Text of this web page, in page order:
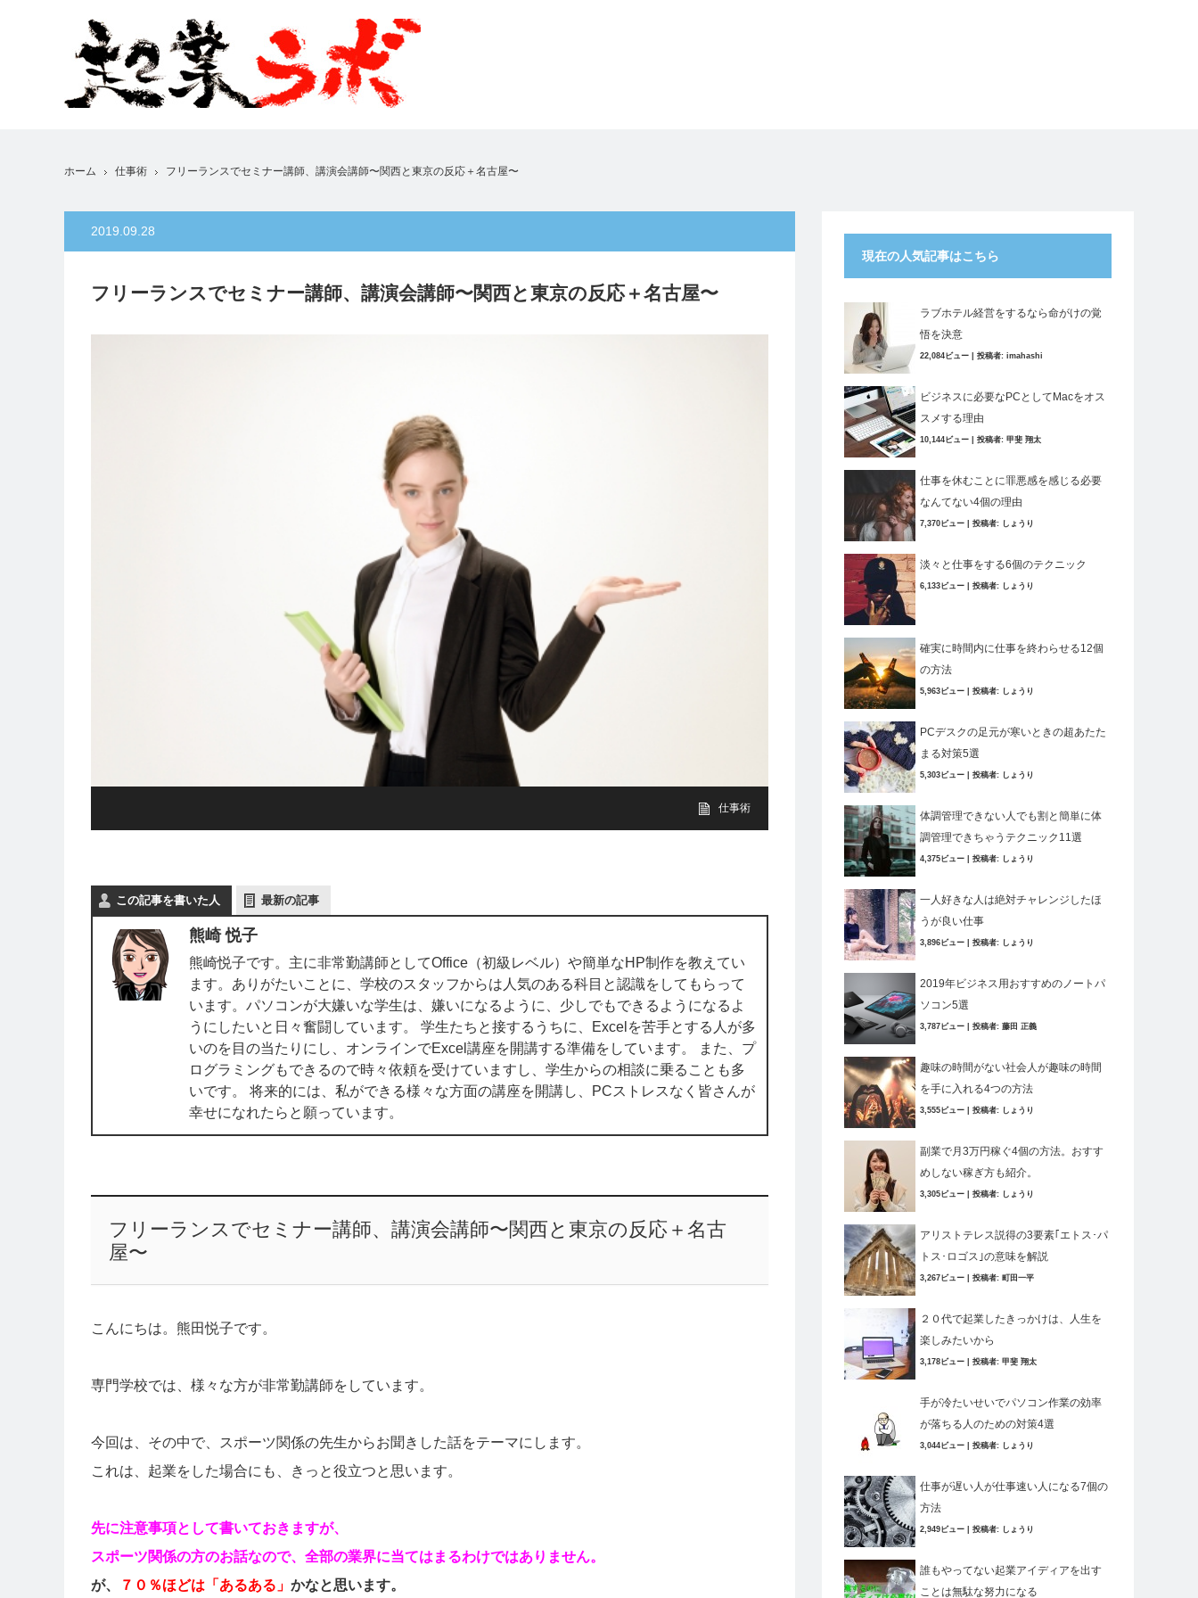
ホーム 仕事術 フリーランスでセミナー講師、講演会講師〜関西と東京の反応＋名古屋〜
2019.09.28
フリーランスでセミナー講師、講演会講師〜関西と東京の反応＋名古屋〜
仕事術
この記事を書いた人 最新の記事
熊崎 悦子
熊崎悦子です。主に非常勤講師としてOffice（初級レベル）や簡単なHP制作を教えてい
ます。ありがたいことに、学校のスタッフからは人気のある科目と認識をしてもらって
います。パソコンが大嫌いな学生は、嫌いになるように、少しでもできるようになるよ
うにしたいと日々奮闘しています。 学生たちと接するうちに、Excelを苦手とする人が多
いのを目の当たりにし、オンラインでExcel講座を開講する準備をしています。 また、プ
ログラミングもできるので時々依頼を受けていますし、学生からの相談に乗ることも多
いです。 将来的には、私ができる様々な方面の講座を開講し、PCストレスなく皆さんが
幸せになれたらと願っています。
フリーランスでセミナー講師、講演会講師〜関西と東京の反応＋名古
屋〜
こんにちは。熊田悦子です。
専門学校では、様々な方が非常勤講師をしています。
今回は、その中で、スポーツ関係の先生からお聞きした話をテーマにします。
これは、起業をした場合にも、きっと役立つと思います。
先に注意事項として書いておきますが、
スポーツ関係の方のお話なので、全部の業界に当てはまるわけではありません。
が、
７０％ほどは「あるある」 かなと思います。
現在の人気記事はこちら
ラブホテル経営をするなら命がけの覚
悟を決意
22,084ビュー 投稿者: imahashi
ビジネスに必要なPCとしてMacをオス
スメする理由
10,144ビュー 投稿者: 甲斐 翔太
仕事を休むことに罪悪感を感じる必要
なんてない4個の理由
7,370ビュー 投稿者: しょうり
淡々と仕事をする6個のテクニック
6,133ビュー 投稿者: しょうり
確実に時間内に仕事を終わらせる12個
の方法
5,963ビュー 投稿者: しょうり
PCデスクの足元が寒いときの超あたた
まる対策5選
5,303ビュー 投稿者: しょうり
体調管理できない人でも割と簡単に体
調管理できちゃうテクニック11選
4,375ビュー 投稿者: しょうり
一人好きな人は絶対チャレンジしたほ
うが良い仕事
3,896ビュー 投稿者: しょうり
2019年ビジネス用おすすめのノートパ
ソコン5選
3,787ビュー 投稿者: 藤田 正義
趣味の時間がない社会人が趣味の時間
を手に入れる4つの方法
3,555ビュー 投稿者: しょうり
副業で月3万円稼ぐ4個の方法。おすす
めしない稼ぎ方も紹介。
3,305ビュー 投稿者: しょうり
アリストテレス説得の3要素｢エトス･パ
トス･ロゴス｣の意味を解説
3,267ビュー 投稿者: 町田一平
２０代で起業したきっかけは、人生を
楽しみたいから
3,178ビュー 投稿者: 甲斐 翔太
手が冷たいせいでパソコン作業の効率
が落ちる人のための対策4選
3,044ビュー 投稿者: しょうり
仕事が遅い人が仕事速い人になる7個の
方法
2,949ビュー 投稿者: しょうり
誰もやってない起業アイディアを出す
ことは無駄な努力になる